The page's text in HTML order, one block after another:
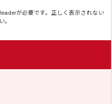
が必要です。正しく表示されない
。